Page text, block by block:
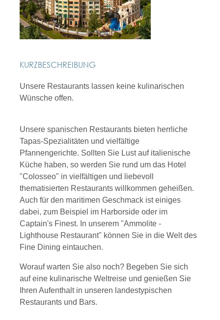
KURZBESCHREIBUNG
Unsere Restaurants lassen keine kulinarischen
Wünsche offen.
Unsere spanischen Restaurants bieten herrliche
Tapas-Spezialitäten und vielfältige
Pfannengerichte. Sollten Sie Lust auf italienische
Küche haben, so werden Sie rund um das Hotel
"Colosseo" in vielfältigen und liebevoll
thematisierten Restaurants willkommen geheißen.
Auch für den maritimen Geschmack ist einiges
dabei, zum Beispiel im Harborside oder im
Captain's Finest. In unserem "Ammolite -
Lighthouse Restaurant" können Sie in die Welt des
Fine Dining eintauchen.
Worauf warten Sie also noch? Begeben Sie sich
auf eine kulinarische Weltreise und genießen Sie
Ihren Aufenthalt in unseren landestypischen
Restaurants und Bars.